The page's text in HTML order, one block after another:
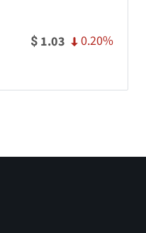
$ 1.03 0.20%